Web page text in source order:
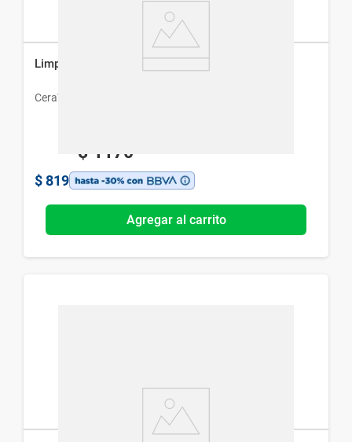
Limpiador Hidratante CeraVe Repuesto x 473 ml
CeraVe
$ 1170
$ 819
Agregar al carrito